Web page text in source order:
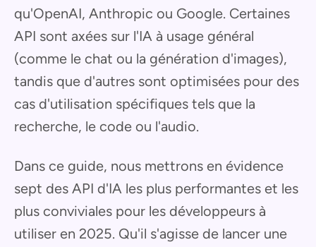
qu'OpenAI, Anthropic ou Google. Certaines
API sont axées sur l'IA à usage général
(comme le chat ou la génération d'images),
tandis que d'autres sont optimisées pour des
cas d'utilisation spécifiques tels que la
recherche, le code ou l'audio.
Dans ce guide, nous mettrons en évidence
sept des API d'IA les plus performantes et les
plus conviviales pour les développeurs à
utiliser en 2025. Qu'il s'agisse de lancer une